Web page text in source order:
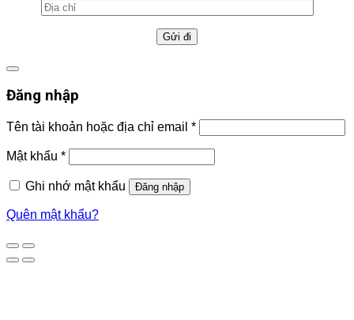
Đăng nhập
Tên tài khoản hoặc địa chỉ email *
Mật khẩu *
Ghi nhớ mật khẩu Đăng nhập
Quên mật khẩu?